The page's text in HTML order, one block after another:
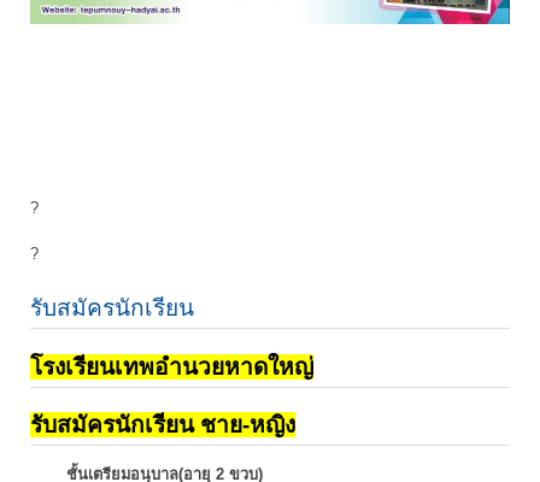
?
?
รับสมัครนักเรียน
โรงเรียนเทพอำนวยหาดใหญ่
รับสมัครนักเรียน ชาย-หญิง
ชั้นเตรียมอนุบาล(อายุ 2 ขวบ)